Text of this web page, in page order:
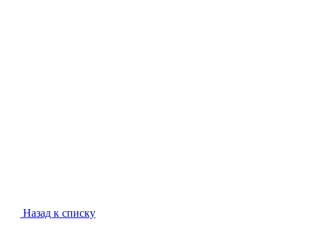
Назад к списку